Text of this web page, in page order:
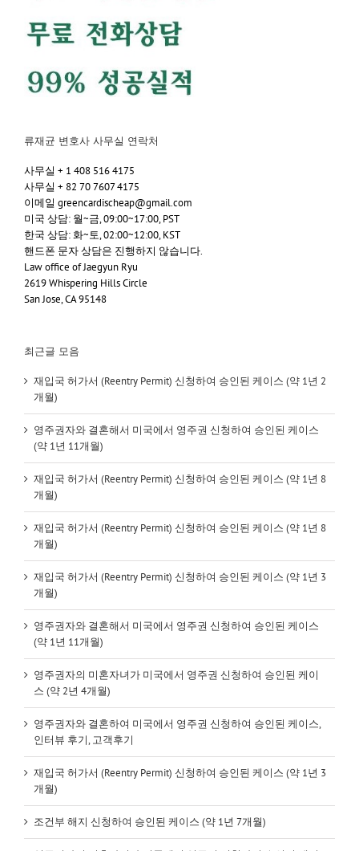
류재균 변호사 사무실 연락처
사무실 + 1 408 516 4175
사무실 + 82 70 7607 4175
이메일 greencardischeap@gmail.com
미국 상담: 월~금, 09:00~17:00, PST
한국 상담: 화~토, 02:00~12:00, KST
핸드폰 문자 상담은 진행하지 않습니다.
Law office of Jaegyun Ryu
2619 Whispering Hills Circle
San Jose, CA 95148
최근글 모음
재입국 허가서 (Reentry Permit) 신청하여 승인된 케이스 (약 1년 2
개월)
영주권자와 결혼해서 미국에서 영주권 신청하여 승인된 케이스
(약 1년 11개월)
재입국 허가서 (Reentry Permit) 신청하여 승인된 케이스 (약 1년 8
개월)
재입국 허가서 (Reentry Permit) 신청하여 승인된 케이스 (약 1년 8
개월)
재입국 허가서 (Reentry Permit) 신청하여 승인된 케이스 (약 1년 3
개월)
영주권자와 결혼해서 미국에서 영주권 신청하여 승인된 케이스
(약 1년 11개월)
영주권자의 미혼자녀가 미국에서 영주권 신청하여 승인된 케이
스 (약 2년 4개월)
영주권자와 결혼하여 미국에서 영주권 신청하여 승인된 케이스,
인터뷰 후기, 고객후기
재입국 허가서 (Reentry Permit) 신청하여 승인된 케이스 (약 1년 3
개월)
조건부 해지 신청하여 승인된 케이스 (약 1년 7개월)